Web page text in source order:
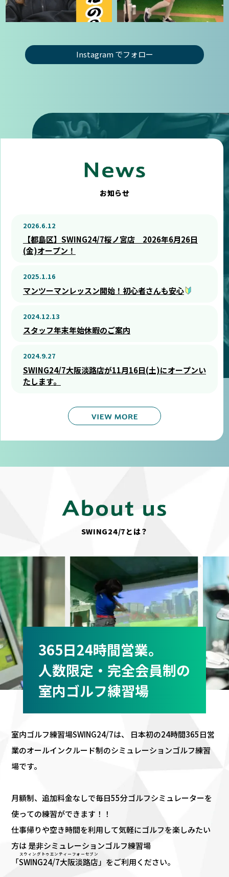
Instagram でフォロー
お知らせ
2026.6.12
【都島区】SWING24/7桜ノ宮店 2026年6月26日
(金)オープン！
2025.1.16
マンツーマンレッスン開始！初心者さんも安心
2024.12.13
スタッフ年末年始休暇のご案内
2024.9.27
SWING24/7大阪淡路店が11月16日(土)にオープンい
たします。
SWING24/7とは？
365日24時間営業。
人数限定・完全会員制の
室内ゴルフ練習場
室内ゴルフ練習場SWING24/7は、
日本初の24時間365日営
業のオールインクルード制のシミュレーションゴルフ練習
場です。
月額制、追加料金なしで毎日55分ゴルフシミュレーターを
使っての練習ができます！！
仕事帰りや空き時間を利用して気軽にゴルフを楽しみたい
方は是非シミュレーションゴルフ練習場
「SWING24/7大阪淡路店
スウィングトゥエンティーフォーセブン
」をご利用ください。